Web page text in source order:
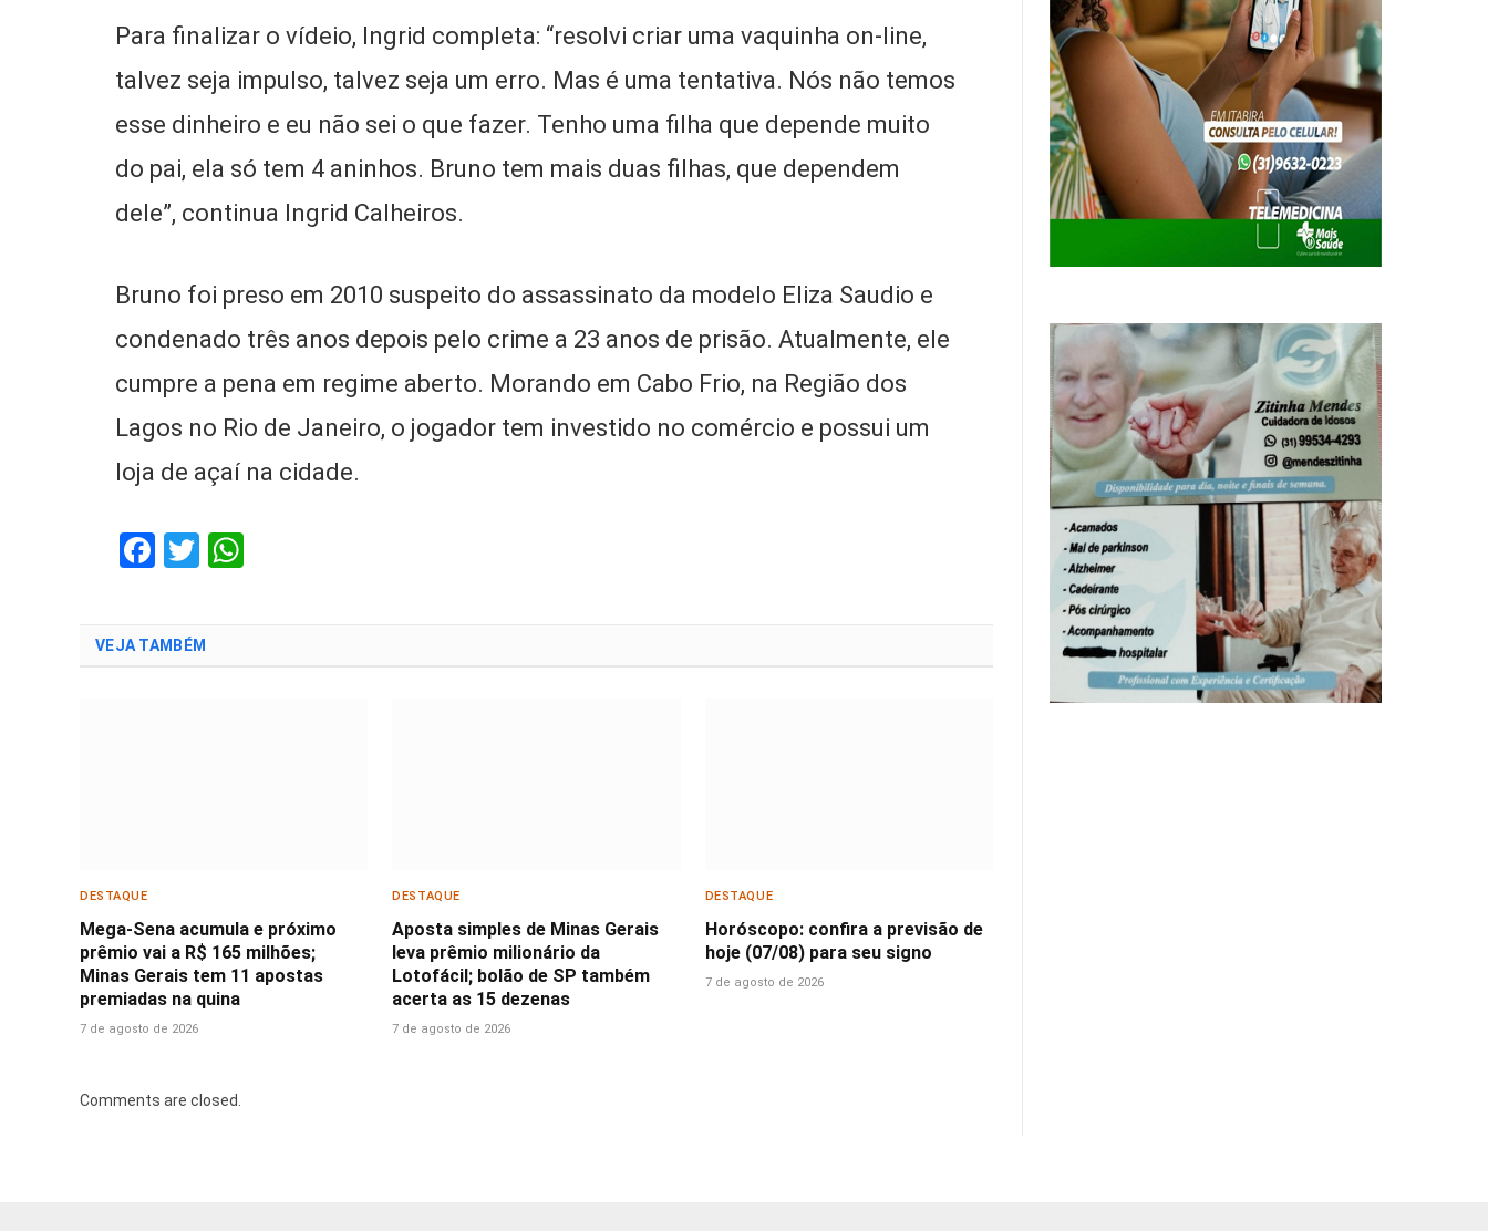
Para finalizar o vídeio, Ingrid completa: “resolvi criar uma vaquinha on-line,
talvez seja impulso, talvez seja um erro. Mas é uma tentativa. Nós não temos
esse dinheiro e eu não sei o que fazer. Tenho uma filha que depende muito
do pai, ela só tem 4 aninhos. Bruno tem mais duas filhas, que dependem
dele”, continua Ingrid Calheiros.
Bruno foi preso em 2010 suspeito do assassinato da modelo Eliza Saudio e
condenado três anos depois pelo crime a 23 anos de prisão. Atualmente, ele
cumpre a pena em regime aberto. Morando em Cabo Frio, na Região dos
Lagos no Rio de Janeiro, o jogador tem investido no comércio e possui um
loja de açaí na cidade.
Facebook
Twitter
VEJA TAMBÉM
DESTAQUE
Mega-Sena acumula e próximo
prêmio vai a R$ 165 milhões;
Minas Gerais tem 11 apostas
premiadas na quina
7 de agosto de 2026
DESTAQUE
Aposta simples de Minas Gerais
leva prêmio milionário da
Lotofácil; bolão de SP também
acerta as 15 dezenas
7 de agosto de 2026
DESTAQUE
Horóscopo: confira a previsão de
hoje (07/08) para seu signo
7 de agosto de 2026
Comments are closed.